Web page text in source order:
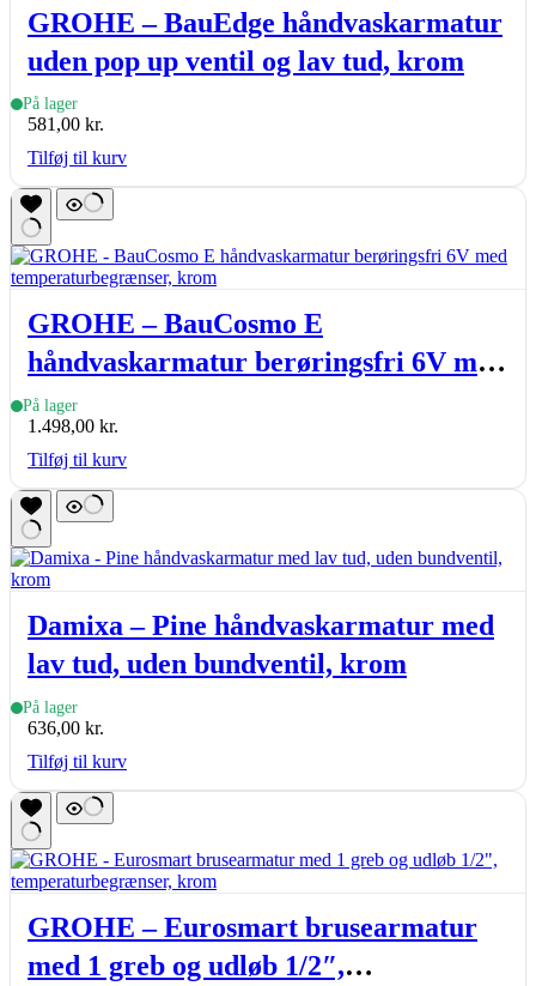
GROHE – BauEdge håndvaskarmatur
uden pop up ventil og lav tud, krom
På lager
581,00 kr.
Tilføj til kurv
GROHE – BauCosmo E
håndvaskarmatur berøringsfri 6V med
temperaturbegrænser, krom
På lager
1.498,00 kr.
Tilføj til kurv
Damixa – Pine håndvaskarmatur med
lav tud, uden bundventil, krom
På lager
636,00 kr.
Tilføj til kurv
GROHE – Eurosmart brusearmatur
med 1 greb og udløb 1/2″,